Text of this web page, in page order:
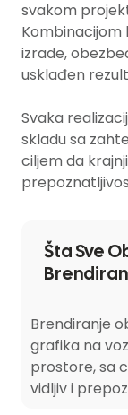
svakom
izrade,
usklađen
Svaka
skladu sa
ciljem da
Šta Sve
Brendiranje
grafika na
prostore, sa
vidljiv i